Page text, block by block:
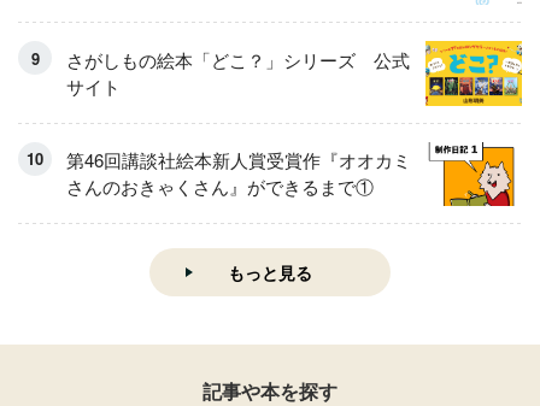
さがしもの絵本「どこ？」シリーズ 公式
サイト
第46回講談社絵本新人賞受賞作『オオカミ
さんのおきゃくさん』ができるまで①
もっと見る
記事や本を探す